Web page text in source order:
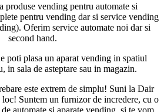
produse vending pentru automate si
pentru vending dar si service vending
Oferim service automate noi dar si
second hand.
poti plasa un aparat vending in spatiul
in sala de asteptare sau in magazin.
este extrem de simplu! Suni la Dair
Suntem un furnizor de incredere, cu o
automate si aparate vending, si te vom